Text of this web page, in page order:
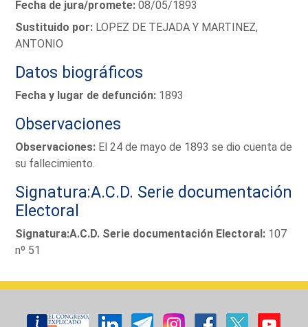
Fecha de jura/promete: 08/05/1893
Sustituido por: LOPEZ DE TEJADA Y MARTINEZ,
ANTONIO
Datos biográficos
Fecha y lugar de defunción: 1893
Observaciones
Observaciones: El 24 de mayo de 1893 se dio cuenta de
su fallecimiento.
Signatura:A.C.D. Serie documentación
Electoral
Signatura:A.C.D. Serie documentación Electoral: 107
nº 51